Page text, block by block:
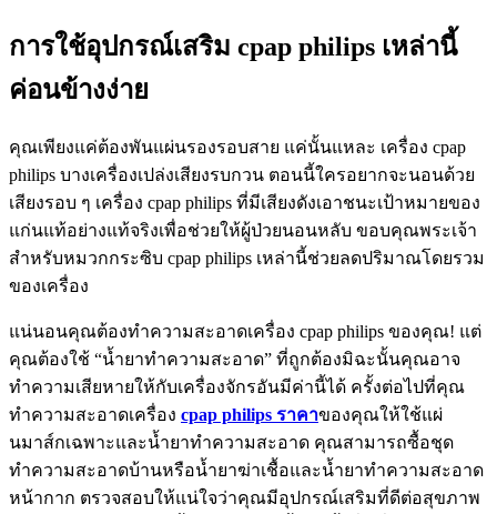
การใช้อุปกรณ์เสริม cpap philips เหล่านี้
ค่อนข้างง่าย
คุณเพียงแค่ต้องพันแผ่นรองรอบสาย แค่นั้นแหละ เครื่อง cpap
philips บางเครื่องเปล่งเสียงรบกวน ตอนนี้ใครอยากจะนอนด้วย
เสียงรอบ ๆ เครื่อง cpap philips ที่มีเสียงดังเอาชนะเป้าหมายของ
แก่นแท้อย่างแท้จริงเพื่อช่วยให้ผู้ป่วยนอนหลับ ขอบคุณพระเจ้า
สำหรับหมวกกระซิบ cpap philips เหล่านี้ช่วยลดปริมาณโดยรวม
ของเครื่อง
แน่นอนคุณต้องทำความสะอาดเครื่อง cpap philips ของคุณ! แต่
คุณต้องใช้ “น้ำยาทำความสะอาด” ที่ถูกต้องมิฉะนั้นคุณอาจ
ทำความเสียหายให้กับเครื่องจักรอันมีค่านี้ได้ ครั้งต่อไปที่คุณ
ทำความสะอาดเครื่อง cpap philips ราคาของคุณให้ใช้แผ่
นมาส์กเฉพาะและน้ำยาทำความสะอาด คุณสามารถซื้อชุด
ทำความสะอาดบ้านหรือน้ำยาฆ่าเชื้อและน้ำยาทำความสะอาด
หน้ากาก ตรวจสอบให้แน่ใจว่าคุณมีอุปกรณ์เสริมที่ดีต่อสุขภาพ